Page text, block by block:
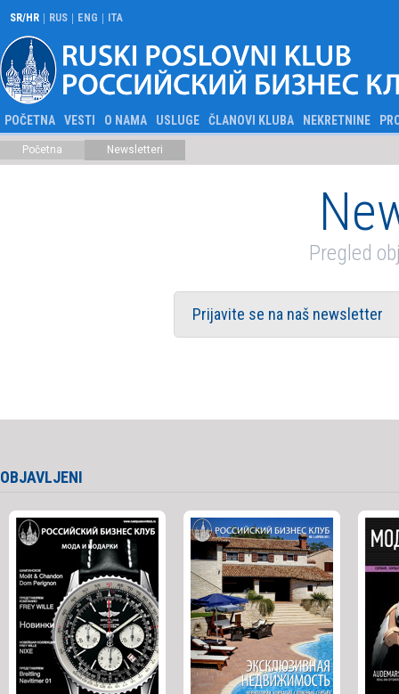
SR/HR | RUS | ENG | ITA
POČETNA VESTI O NAMA USLUGE ČLANOVI KLUBA NEKRETNINE
Početna Newsletteri
Pregled
Prijavite se na naš newsletter
OBJAVLJENI